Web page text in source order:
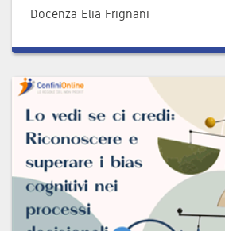
Docenza Elia Frignani